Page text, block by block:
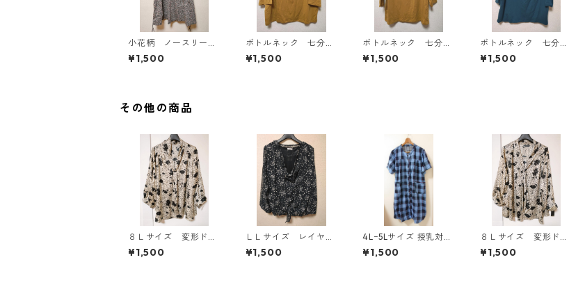
小花柄 ノースリーブ
ワンピース ４Ｌ ブ
ラック KAE-4819
¥1,500
ボトルネック 七分袖
カットソー ４Ｌ マ
スタード KAE-4818
¥1,500
ボトルネック 七分袖
カットソー ４Ｌ マ
スタード KAE-4816
¥1,500
ボトルネック 七分袖
カットソー ４Ｌ テ
ィールグリーン KAE
¥1,500
その他の商品
８Ｌサイズ 変形ドッ
ト 花柄 ボウタイブ
ラウス オフホワイ
¥1,500
ＬＬサイズ レイヤー
ド風 シフォンブラウ
ス ブラック KAE-4
¥1,500
4Lｰ5Lサイズ 授乳対応
チェック柄 半袖ルーム
ウェア マタニティ ブ
¥1,500
８Ｌサイズ 変形ドッ
ト 花柄 ボウタイブ
ラウス オフホワイ
¥1,500